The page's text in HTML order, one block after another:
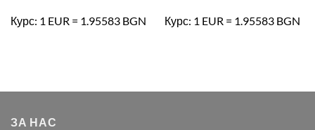
Курс: 1 EUR = 1.95583 BGN Курс: 1 EUR = 1.95583 BGN
ЗА НАС